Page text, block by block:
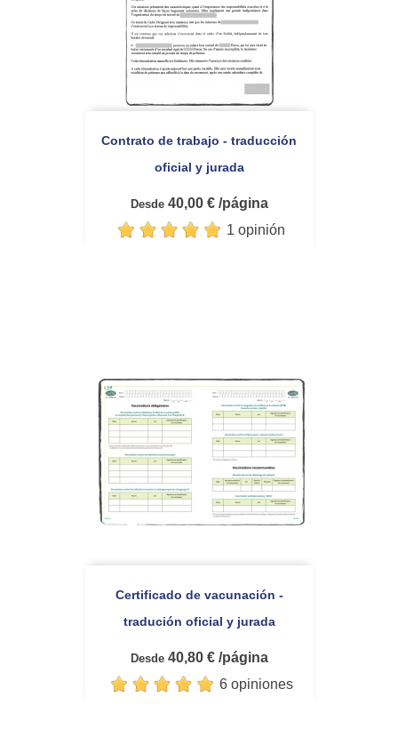
Contrato de trabajo - traducción
oficial y jurada
Desde40,00 € /página
1 opinión
Certificado de vacunación -
tradución oficial y jurada
Desde40,80 € /página
6 opiniones